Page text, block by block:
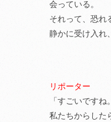
会っている。
それって、恐れ
静かに受け入れ
リポーター
「すごいですね。
私たちからした